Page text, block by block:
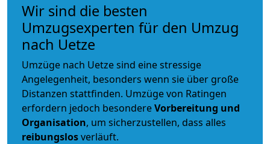
Wir sind die besten
Umzugsexperten für den Umzug
nach Uetze
Umzüge nach Uetze sind eine stressige
Angelegenheit, besonders wenn sie über große
Distanzen stattfinden. Umzüge von Ratingen
erfordern jedoch besondereVorbereitung und
Organisation, um sicherzustellen, dass alles
reibungslosverläuft.